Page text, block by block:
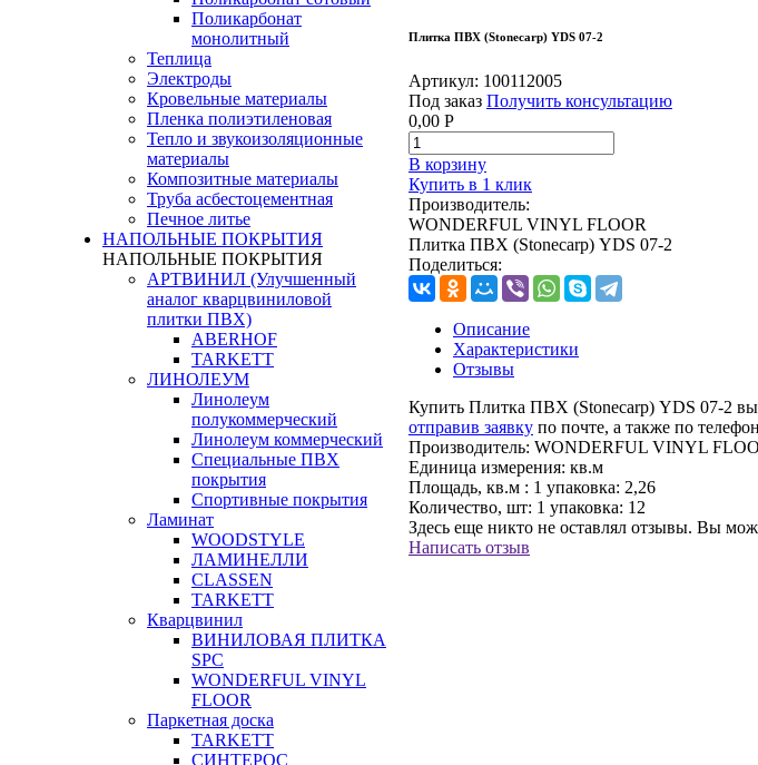
Поликарбонат
монолитный
Теплица
Электроды
Кровельные материалы
Пленка полиэтиленовая
Тепло и звукоизоляционные
материалы
Композитные материалы
Труба асбестоцементная
Печное литье
НАПОЛЬНЫЕ ПОКРЫТИЯ
НАПОЛЬНЫЕ ПОКРЫТИЯ
АРТВИНИЛ (Улучшенный
аналог кварцвиниловой
плитки ПВХ)
ABERHOF
TARKETT
ЛИНОЛЕУМ
Линолеум
полукоммерческий
Линолеум коммерческий
Специальные ПВХ
покрытия
Спортивные покрытия
Ламинат
WOODSTYLE
ЛАМИНЕЛЛИ
CLASSEN
TARKETT
Кварцвинил
ВИНИЛОВАЯ ПЛИТКА
SPC
WONDERFUL VINYL
FLOOR
Паркетная доска
TARKETT
СИНТЕРОС
Плитка ПВХ (Stonecarp) YDS 07-2
Артикул: 100112005
Под заказ Получить консультацию
0,00 Р
В корзину
Купить в 1 клик
Производитель:
WONDERFUL VINYL FLOOR
Плитка ПВХ (Stonecarp) YDS 07-2
Поделиться:
Описание
Характеристики
Отзывы
Купить Плитка ПВХ (Stonecarp) YDS 07-2 вы
отправив заявку по почте, а также по
Производитель: WONDERFUL VINYL
Единица измерения: кв.м
Площадь, кв.м : 1 упаковка: 2,26
Количество, шт: 1 упаковка: 12
Здесь еще никто не оставлял отзывы. Вы
Написать отзыв